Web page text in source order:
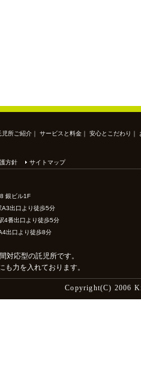
児所ご紹介 ｜ サービスと料金 ｜ 安心とこだわり ｜
方針 サイトマップ
銀ビル1F
出口より徒歩5分
より徒歩5分
り徒歩8分
対応型の託児所です。
も力を入れております。
Copyright(C) 2006